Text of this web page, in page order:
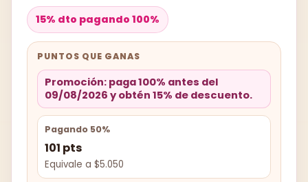
15% dto pagando 100%
PUNTOS QUE GANAS
Promoción: paga 100% antes del
09/08/2026 y obtén 15% de descuento.
Pagando 50%
101 pts
Equivale a $5.050